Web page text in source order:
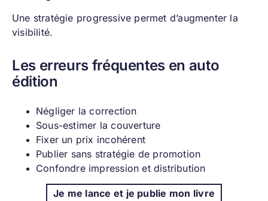
Une stratégie progressive permet d’augmenter la
visibilité.
Les erreurs fréquentes en auto
édition
Négliger la correction
Sous-estimer la couverture
Fixer un prix incohérent
Publier sans stratégie de promotion
Confondre impression et distribution
Je me lance et je publie mon livre